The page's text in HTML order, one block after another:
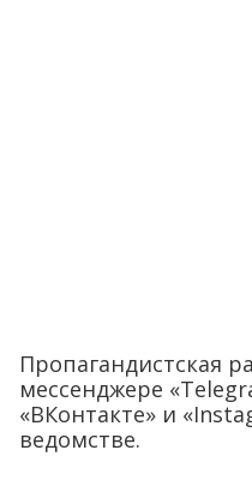
Пропагандистская
мессенджере
«ВКонтакте» и
ведомстве.